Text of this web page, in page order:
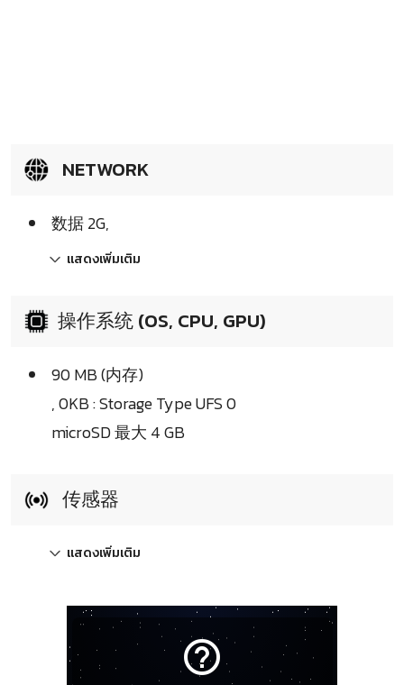
NETWORK
数据 2G,
แสดงเพิ่มเติม
操作系统 (OS, CPU, GPU)
90 MB (内存)
, 0KB : Storage Type UFS 0
microSD 最大 4 GB
传感器
แสดงเพิ่มเติม
help_outline